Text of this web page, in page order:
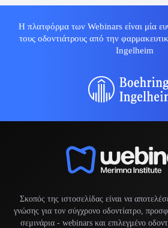
Η πλατφόρμα των Webinars είναι μία
τους οδοντιάτρους από την
Ingelheim
Σκοπός της ιστοσελίδας είναι να
γνώσης για τον σύγχρονο οδοντίατρο,
σεμινάρια - webinars και επιλεγμένο